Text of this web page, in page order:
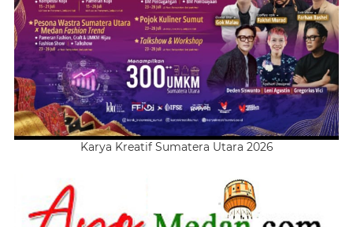
Karya Kreatif Sumatera Utara 2026